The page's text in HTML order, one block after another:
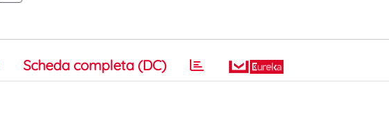
Scheda completa (DC)